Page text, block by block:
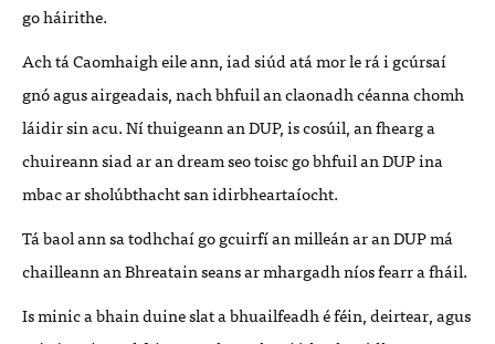
go háirithe.
Ach tá Caomhaigh eile ann, iad siúd atá mor le rá i gcúrsaí
gnó agus airgeadais, nach bhfuil an claonadh céanna chomh
láidir sin acu. Ní thuigeann an DUP, is cosúil, an fhearg a
chuireann siad ar an dream seo toisc go bhfuil an DUP ina
mbac ar sholúbthacht san idirbheartaíocht.
Tá baol ann sa todhchaí go gcuirfí an milleán ar an DUP má
chailleann an Bhreatain seans ar mhargadh níos fearr a fháil.
Is minic a bhain duine slat a bhuailfeadh é féin, deirtear, agus